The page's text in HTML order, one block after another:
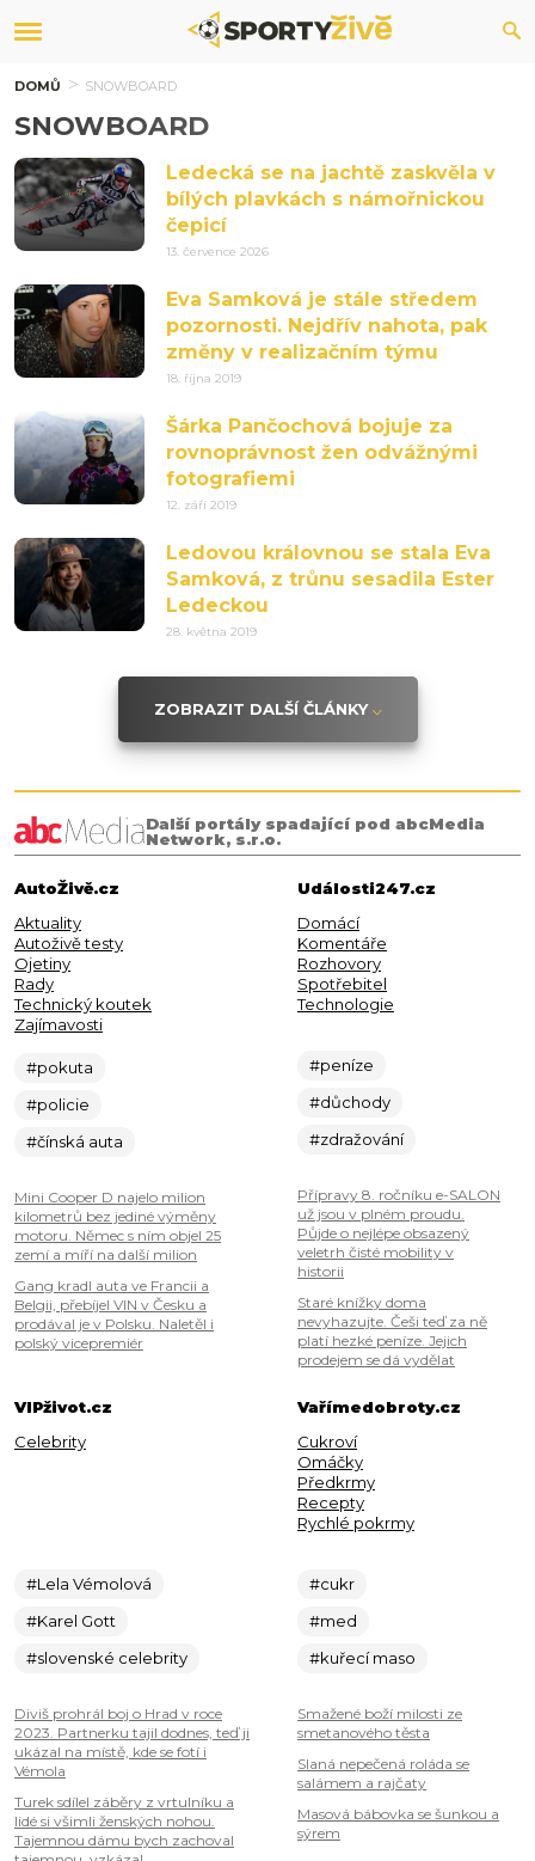
DOMŮ SNOWBOARD
SNOWBOARD
Ledecká se na jachtě zaskvěla v
bílých plavkách s námořnickou
čepicí
13. července 2026
Eva Samková je stále středem
pozornosti. Nejdřív nahota, pak
změny v realizačním týmu
18. října 2019
Šárka Pančochová bojuje za
rovnoprávnost žen odvážnými
fotografiemi
12. září 2019
Ledovou královnou se stala Eva
Samková, z trůnu sesadila Ester
Ledeckou
28. května 2019
ZOBRAZIT DALŠÍ ČLÁNKY
Další portály spadající pod abcMedia
Network, s.r.o.
AutoŽivě.cz
Aktuality
Autoživě testy
Ojetiny
Rady
Technický koutek
Zajímavosti
#pokuta
#policie
#čínská auta
Mini Cooper D najelo milion
kilometrů bez jediné výměny
motoru. Němec s ním objel 25
zemí a míří na další milion
Gang kradl auta ve Francii a
Belgii, přebíjel VIN v Česku a
prodával je v Polsku. Naletěl i
polský vicepremiér
Události247.cz
Domácí
Komentáře
Rozhovory
Spotřebitel
Technologie
#peníze
#důchody
#zdražování
Přípravy 8. ročníku e-SALON
už jsou v plném proudu.
Půjde o nejlépe obsazený
veletrh čisté mobility v
historii
Staré knížky doma
nevyhazujte. Češi teď za ně
platí hezké peníze. Jejich
prodejem se dá vydělat
VIPživot.cz
Celebrity
#Lela Vémolová
#Karel Gott
#slovenské celebrity
Diviš prohrál boj o Hrad v roce
2023. Partnerku tajil dodnes, teď ji
ukázal na místě, kde se fotí i
Vémola
Turek sdílel záběry z vrtulníku a
lidé si všimli ženských nohou.
Tajemnou dámu bych zachoval
Vařímedobroty.cz
Cukroví
Omáčky
Předkrmy
Recepty
Rychlé pokrmy
#cukr
#med
#kuřecí maso
Smažené boží milosti ze
smetanového těsta
Slaná nepečená roláda se
salámem a rajčaty
Masová bábovka se šunkou a
sýrem